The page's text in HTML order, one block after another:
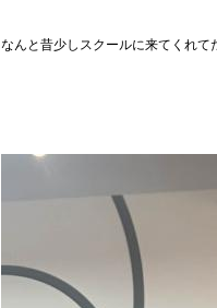
なんと昔少しスクールに来てくれ